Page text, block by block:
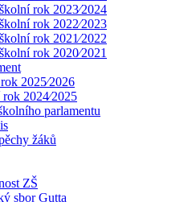
školní rok 2023⁄2024
školní rok 2022⁄2023
školní rok 2021⁄2022
školní rok 2020⁄2021
2025⁄2026
2024⁄2025
parlamentu
žáků
ZŠ
sbor Gutta